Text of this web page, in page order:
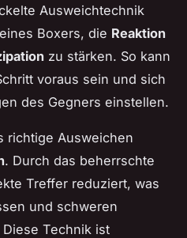
Ausweichtechnik
eines Boxers, die Reaktion
zu stärken. So kann
voraus sein und sich
des Gegners einstellen.
richtige Ausweichen
. Durch das beherrschte
Treffer reduziert, was
und schweren
Technik ist